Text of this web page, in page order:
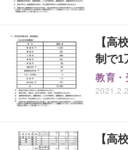
【高
制で1
教育・
【高